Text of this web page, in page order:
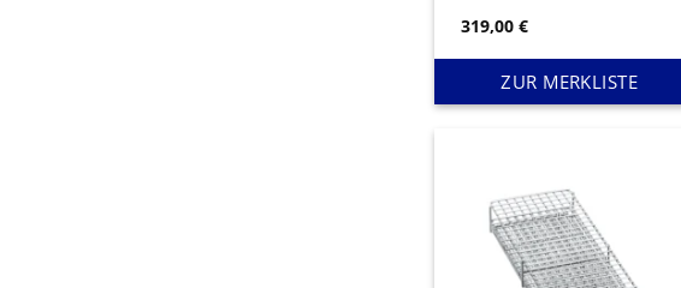
319,00€
ZUR MERKLISTE